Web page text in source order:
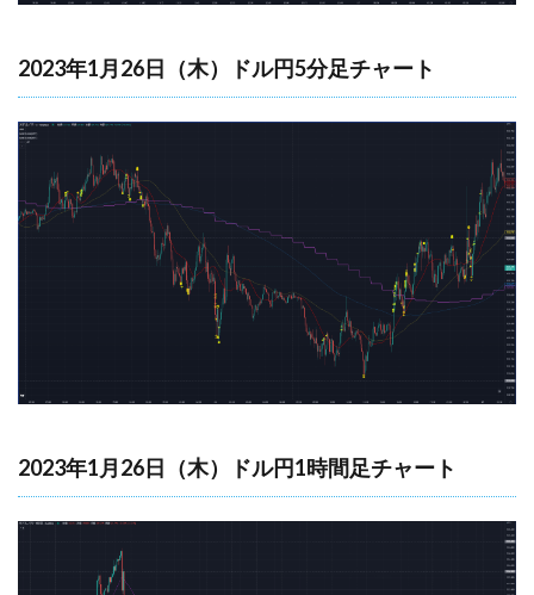
2023年1月26日（木）ドル円5分足チャート
2023年1月26日（木）ドル円1時間足チャート